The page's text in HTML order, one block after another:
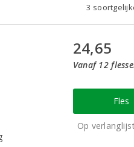
3
24,65
Vanaf 12
Fles
Op